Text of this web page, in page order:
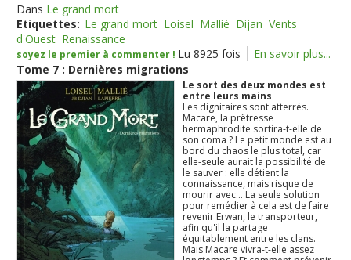
Dans Le grand mort
Etiquettes: Le grand mort Loisel Mallié Dijan Vents
d'Ouest Renaissance
soyez le premier à commenter ! Lu 8925 fois
En savoir plus...
Tome 7 : Dernières migrations
Le sort des deux mondes est
entre leurs mains
Les dignitaires sont atterrés.
Macare, la prêtresse
hermaphrodite sortira-t-elle de
son coma ? Le petit monde est au
bord du chaos le plus total, car
elle-seule aurait la possibilité de
le sauver : elle détient la
connaissance, mais risque de
mourir avec... La seule solution
pour remédier à cela est de faire
revenir Erwan, le transporteur,
afin qu'il la partage
équitablement entre les clans.
Mais Macare vivra-t-elle assez